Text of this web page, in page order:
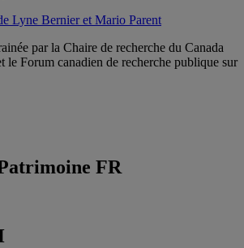
Lyne Bernier et Mario Parent
par la Chaire de recherche du Canada
le Forum canadien de recherche publique sur
FR